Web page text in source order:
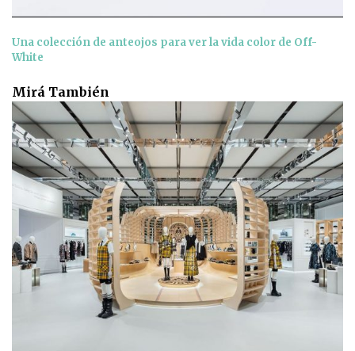
Una colección de anteojos para ver la vida color de Off-
White
Mirá También